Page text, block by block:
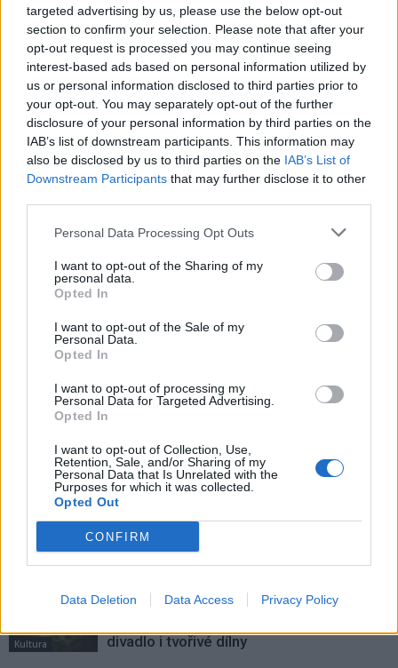
targeted advertising by us, please use the below opt-out
section to confirm your selection. Please note that after your
opt-out request is processed you may continue seeing
interest-based ads based on personal information utilized by
us or personal information disclosed to third parties prior to
your opt-out. You may separately opt-out of the further
disclosure of your personal information by third parties on the
IAB’s list of downstream participants. This information may
also be disclosed by us to third parties on the IAB’s List of
Downstream Participants that may further disclose it to other
Personal Data Processing Opt Outs
I want to opt-out of the Sharing of my
personal data.
Opted In
I want to opt-out of the Sale of my
Personal Data.
Opted In
I want to opt-out of processing my
Personal Data for Targeted Advertising.
Opted In
I want to opt-out of Collection, Use,
Retention, Sale, and/or Sharing of my
Personal Data that Is Unrelated with the
Purposes for which it was collected.
Opted Out
CONFIRM
Data Deletion Data Access Privacy Policy
TAGY Ginevra náměstí 17. listopadu Příbram
program
stříbrná neděle
Vánoční setkání v charitativním
obchůdku Radost Příbramáčkům
propojí tvoření, pomoc i klidnou
vánoční atmosféru
První McDonald’s v okrese
otevřel v Příbrami
SOUVISEJÍCÍ ČLÁNKY
VÍCE OD AUTORA
Rovnováha života. Vernisáž nabídne
i hudební a básnický program
jedinečnou atmosféru. Klasiku propojí
s dalšími žánry i rodinným programem
Kultura
Fesťáczek Presents poprvé míří do
divadlo i tvořivé dílny